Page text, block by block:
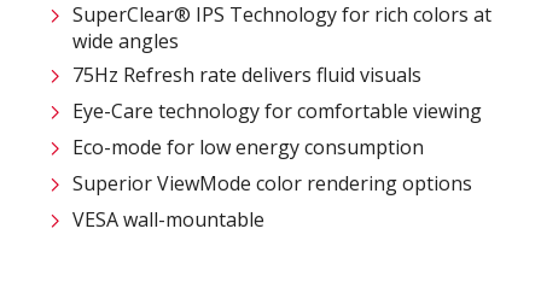
SuperClear® IPS Technology for rich colors at
wide angles
75Hz Refresh rate delivers fluid visuals
Eye-Care technology for comfortable viewing
Eco-mode for low energy consumption
Superior ViewMode color rendering options
VESA wall-mountable